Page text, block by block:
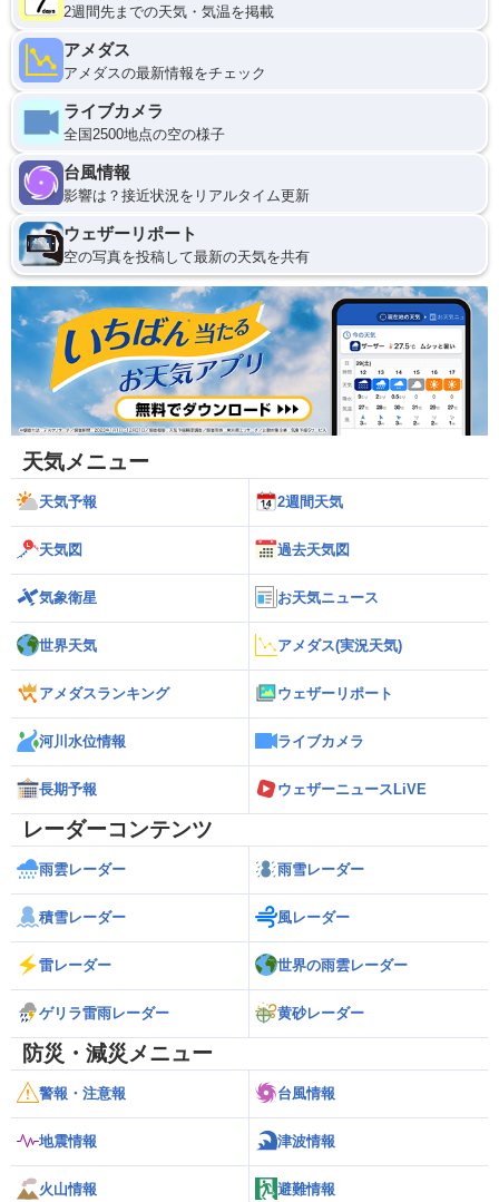
2週間先までの天気・気温を掲載
アメダス
アメダスの最新情報をチェック
ライブカメラ
全国2500地点の空の様子
台風情報
影響は？接近状況をリアルタイム更新
ウェザーリポート
空の写真を投稿して最新の天気を共有
天気メニュー
天気予報 2週間天気
天気図 過去天気図
気象衛星 お天気ニュース
世界天気 アメダス(実況天気)
アメダスランキング ウェザーリポート
河川水位情報 ライブカメラ
長期予報 ウェザーニュースLiVE
レーダーコンテンツ
雨雲レーダー 雨雪レーダー
積雪レーダー 風レーダー
雷レーダー 世界の雨雲レーダー
ゲリラ雷雨レーダー 黄砂レーダー
防災・減災メニュー
警報・注意報 台風情報
地震情報 津波情報
火山情報 避難情報